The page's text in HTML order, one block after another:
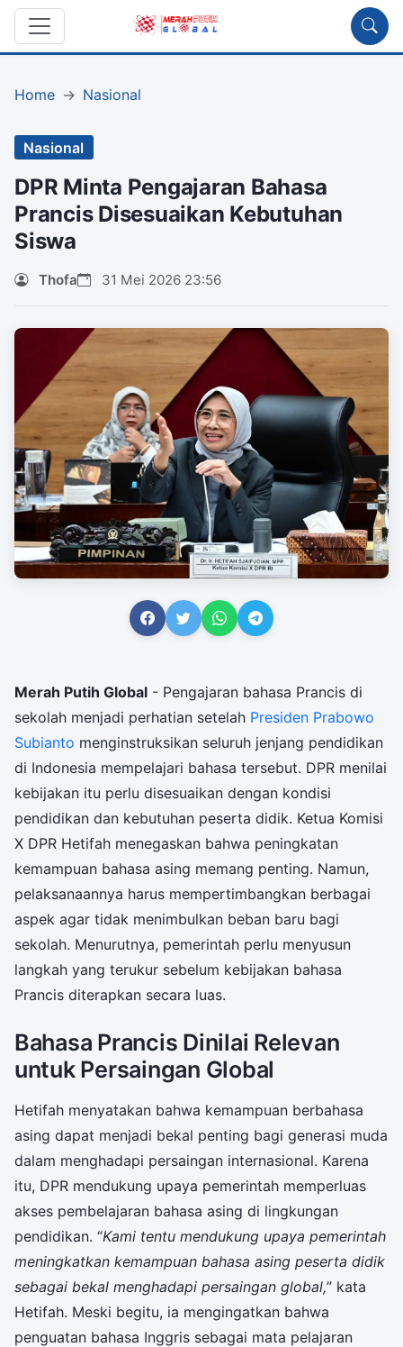
Home Nasional
Nasional
DPR Minta Pengajaran Bahasa
Prancis Disesuaikan Kebutuhan
Siswa
Thofa 31 Mei 2026 23:56
Merah Putih Global - Pengajaran bahasa Prancis di
sekolah menjadi perhatian setelah Presiden Prabowo
Subianto menginstruksikan seluruh jenjang pendidikan
di Indonesia mempelajari bahasa tersebut. DPR menilai
kebijakan itu perlu disesuaikan dengan kondisi
pendidikan dan kebutuhan peserta didik. Ketua Komisi
X DPR Hetifah menegaskan bahwa peningkatan
kemampuan bahasa asing memang penting. Namun,
pelaksanaannya harus mempertimbangkan berbagai
aspek agar tidak menimbulkan beban baru bagi
sekolah. Menurutnya, pemerintah perlu menyusun
langkah yang terukur sebelum kebijakan bahasa
Prancis diterapkan secara luas.
Bahasa Prancis Dinilai Relevan
untuk Persaingan Global
Hetifah menyatakan bahwa kemampuan berbahasa
asing dapat menjadi bekal penting bagi generasi muda
dalam menghadapi persaingan internasional. Karena
itu, DPR mendukung upaya pemerintah memperluas
akses pembelajaran bahasa asing di lingkungan
pendidikan. “Kami tentu mendukung upaya pemerintah
meningkatkan kemampuan bahasa asing peserta didik
sebagai bekal menghadapi persaingan global,” kata
Hetifah. Meski begitu, ia mengingatkan bahwa
penguatan bahasa Inggris sebagai mata pelajaran